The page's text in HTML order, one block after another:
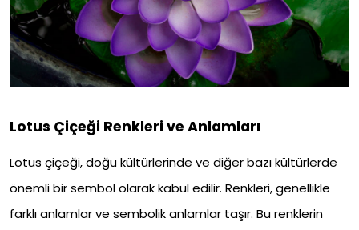
Lotus Çiçeği Renkleri ve Anlamları
Lotus çiçeği, doğu kültürlerinde ve diğer bazı kültürlerde
önemli bir sembol olarak kabul edilir. Renkleri, genellikle
farklı anlamlar ve sembolik anlamlar taşır. Bu renklerin